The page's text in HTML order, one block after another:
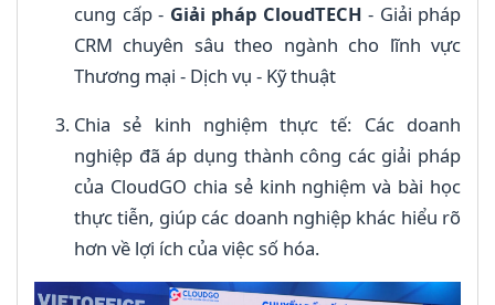
cung cấp - Giải pháp CloudTECH - Giải pháp
CRM chuyên sâu theo ngành cho lĩnh vực
Thương mại - Dịch vụ - Kỹ thuật
Chia sẻ kinh nghiệm thực tế: Các doanh
nghiệp đã áp dụng thành công các giải pháp
của CloudGO chia sẻ kinh nghiệm và bài học
thực tiễn, giúp các doanh nghiệp khác hiểu rõ
hơn về lợi ích của việc số hóa.